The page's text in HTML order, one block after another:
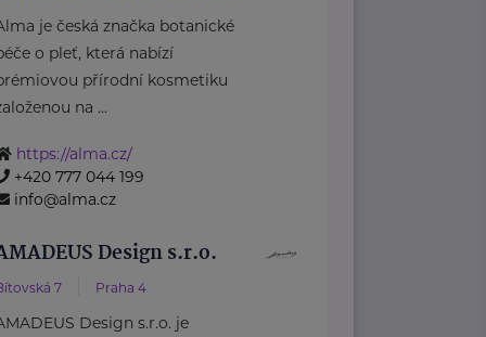
je česká značka botanické
o pleť, která nabízí
přírodní kosmetiku
na ...
https://alma.cz/
+420 777 044 199
info@alma.cz
Design s.r.o.
7 Praha 4
Design s.r.o. je